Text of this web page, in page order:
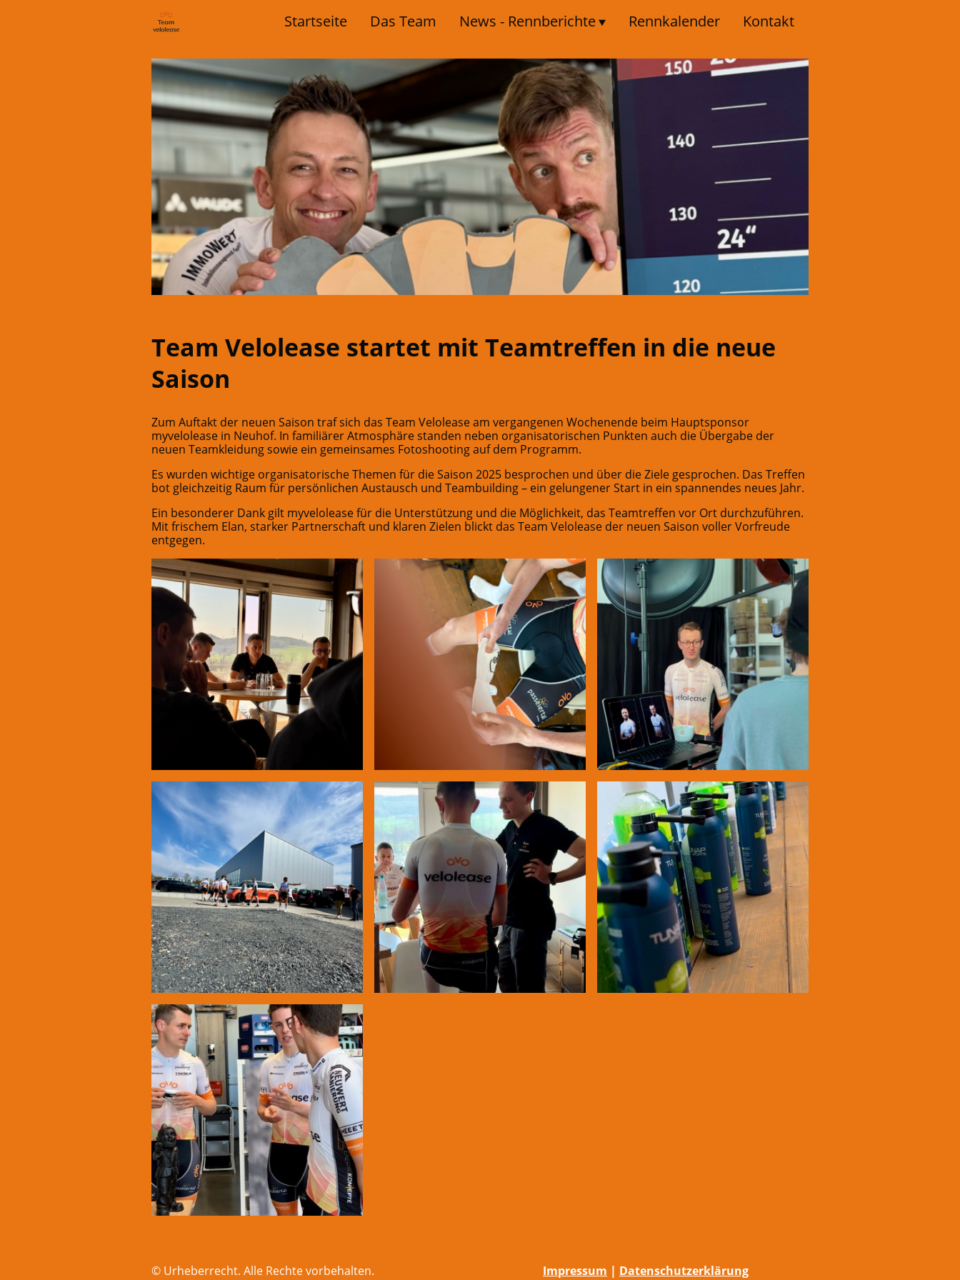
Startseite Das Team News - Rennberichte Rennkalender Kontakt
Team Velolease startet mit Teamtreffen in die neue
Saison
Zum Auftakt der neuen Saison traf sich das Team Velolease am vergangenen Wochenende beim Hauptsponsor
myvelolease in Neuhof. In familiärer Atmosphäre standen neben organisatorischen Punkten auch die Übergabe der
neuen Teamkleidung sowie ein gemeinsames Fotoshooting auf dem Programm.
Es wurden wichtige organisatorische Themen für die Saison 2025 besprochen und über die Ziele gesprochen. Das Treffen
bot gleichzeitig Raum für persönlichen Austausch und Teambuilding – ein gelungener Start in ein spannendes neues Jahr.
Ein besonderer Dank gilt myvelolease für die Unterstützung und die Möglichkeit, das Teamtreffen vor Ort durchzuführen.
Mit frischem Elan, starker Partnerschaft und klaren Zielen blickt das Team Velolease der neuen Saison voller Vorfreude
entgegen.
© Urheberrecht. Alle Rechte vorbehalten. Impressum | Datenschutzerklärung